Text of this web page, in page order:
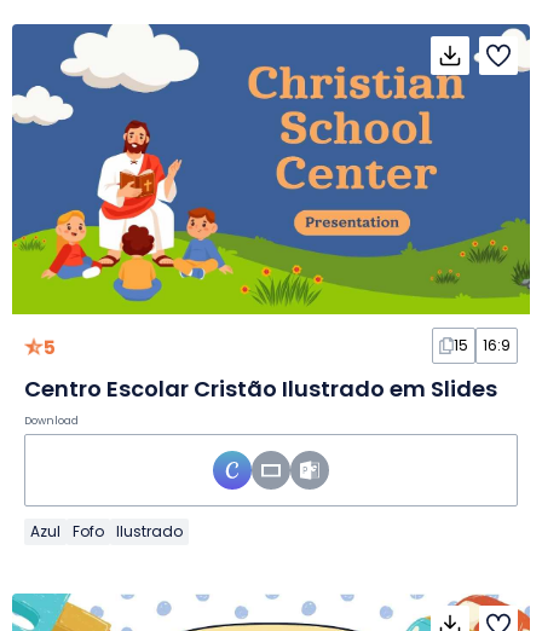
5 15 16:9
Centro Escolar Cristão Ilustrado em Slides
Download
Azul Fofo Ilustrado